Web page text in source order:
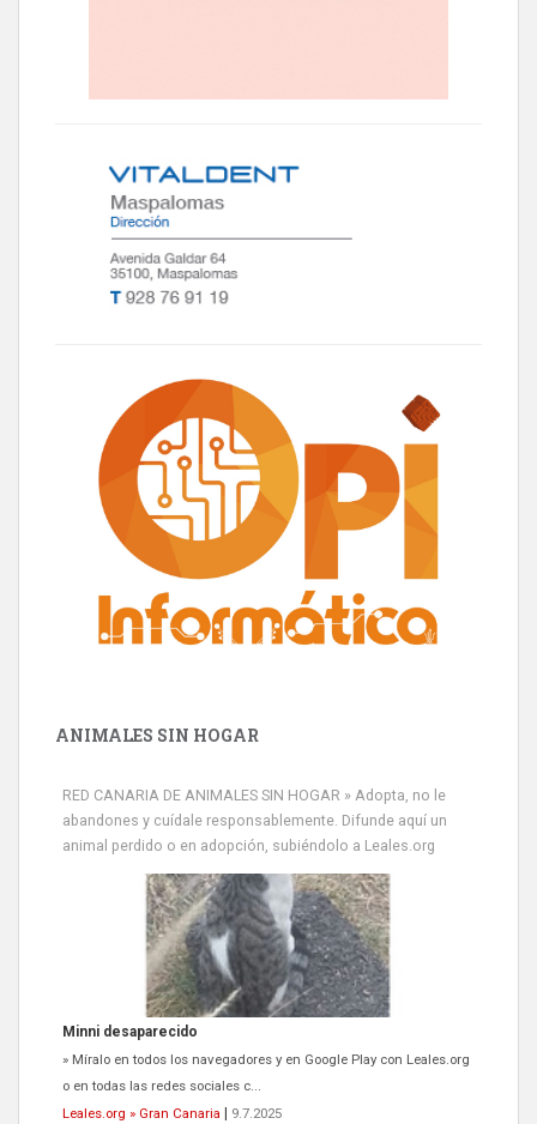
ANIMALES SIN HOGAR
RED CANARIA DE ANIMALES SIN HOGAR » Adopta, no le
abandones y cuídale responsablemente. Difunde aquí un
animal perdido o en adopción, subiéndolo a Leales.org
Siami Perdida
Se llama Siami,es hembra de 4 años,esterilizada con marca de
oreja,cariñosa,mimosa pero miedosa,e...
Leales.org » Gran Canaria
9.7.2025